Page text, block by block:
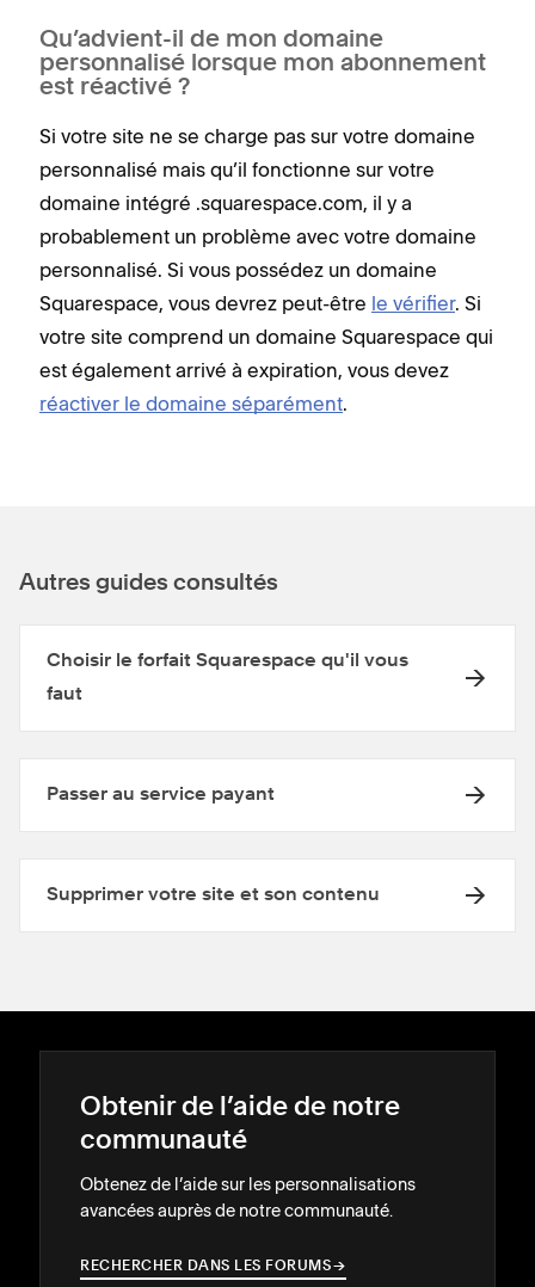
Qu’advient-il de mon domaine
personnalisé lorsque mon abonnement
est réactivé ?
Si votre site ne se charge pas sur votre domaine
personnalisé mais qu’il fonctionne sur votre
domaine intégré .squarespace.com, il y a
probablement un problème avec votre domaine
personnalisé. Si vous possédez un domaine
Squarespace, vous devrez peut-être le vérifier. Si
votre site comprend un domaine Squarespace qui
est également arrivé à expiration, vous devez
réactiver le domaine séparément.
Autres guides consultés
Choisir le forfait Squarespace qu'il vous
faut
Passer au service payant
Supprimer votre site et son contenu
Obtenir de l’aide de notre
communauté
Obtenez de l’aide sur les personnalisations
avancées auprès de notre communauté.
RECHERCHER DANS LES FORUMS→
→